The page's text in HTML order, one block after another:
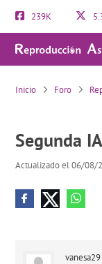
239K
Inicio Foro
Segunda
Actualizado el 06/08/
vanesa29